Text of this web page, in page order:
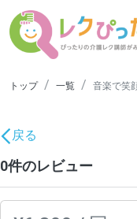
トップ 一覧 音楽で笑
戻る
0件のレビュー